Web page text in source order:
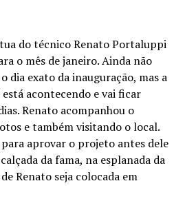
do técnico Renato Portaluppi
o mês de janeiro. Ainda não
dia exato da inauguração, mas a
acontecendo e vai ficar
Renato acompanhou o
e também visitando o local.
aprovar o projeto antes dele
da fama, na esplanada da
Renato seja colocada em